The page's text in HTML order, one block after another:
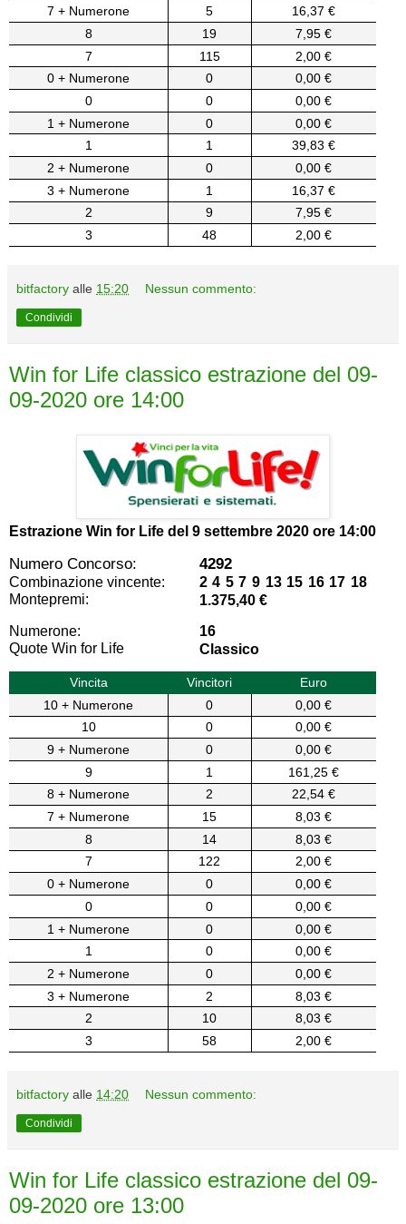
7 + Numerone
5
16,37 €
8
19
7,95 €
7
115
2,00 €
0 + Numerone
0
0,00 €
0
0
0,00 €
1 + Numerone
0
0,00 €
1
1
39,83 €
2 + Numerone
0
0,00 €
3 + Numerone
1
16,37 €
2
9
7,95 €
3
48 2,00 €
bitfactory alle 15:20 Nessun commento:
Condividi
Win for Life classico estrazione del 09-
09-2020 ore 14:00
Estrazione Win for Life del 9 settembre 2020 ore 14:00
Numero Concorso: 4292
Combinazione vincente:
2 4 5 7 9 13 15 16 17 18
Montepremi:
1.375,40 €
Numerone:
16
Quote Win for Life
Classico
Vincita Vincitori
Euro
10 + Numerone
0
0,00 €
10
0
0,00 €
9 + Numerone
0
0,00 €
9
1
161,25 €
8 + Numerone
2
22,54 €
7 + Numerone
15
8,03 €
8
14
8,03 €
7
122
2,00 €
0 + Numerone
0
0,00 €
0
0
0,00 €
1 + Numerone
0
0,00 €
1
0
0,00 €
2 + Numerone
0
0,00 €
3 + Numerone
2
8,03 €
2
10
8,03 €
3
58 2,00 €
bitfactory alle 14:20 Nessun commento:
Condividi
Win for Life classico estrazione del 09-
09-2020 ore 13:00